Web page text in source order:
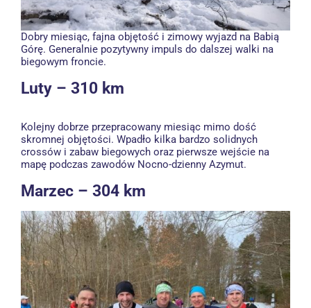
Dobry miesiąc, fajna objętość i zimowy wyjazd na Babią
Górę. Generalnie pozytywny impuls do dalszej walki na
biegowym froncie.
Luty – 310 km
Kolejny dobrze przepracowany miesiąc mimo dość
skromnej objętości. Wpadło kilka bardzo solidnych
crossów i zabaw biegowych oraz pierwsze wejście na
mapę podczas zawodów Nocno-dzienny Azymut.
Marzec – 304 km